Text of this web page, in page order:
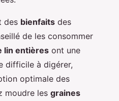
des bienfaits des
de les consommer
lin entières ont une
difficile à digérer,
optimale des
moudre les graines